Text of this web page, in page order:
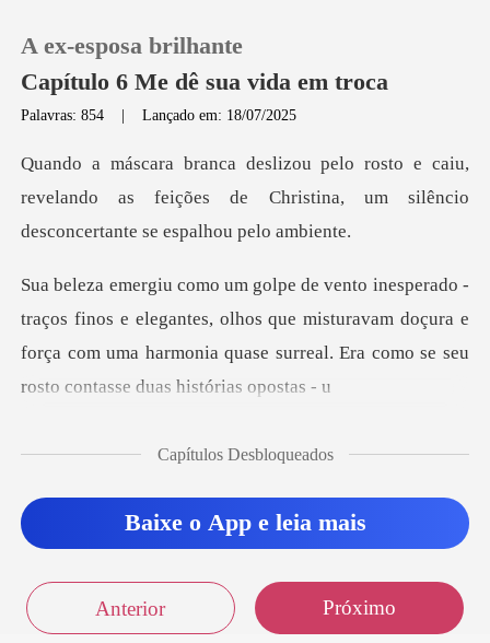
0
Loja
Histórico
Sair
A ex-esposa brilhante
Capítulo 6 Me dê sua vida em troca
Palavras: 854 |Lançado em: 18/07/2025
aiu,
revelando as feições de Christina, um silê
e elegantes, olhos que misturavam doçura e
força com uma harmonia qu
Capítulos Desbloqueados
Baixe o App e leia mais
Anterior Próximo